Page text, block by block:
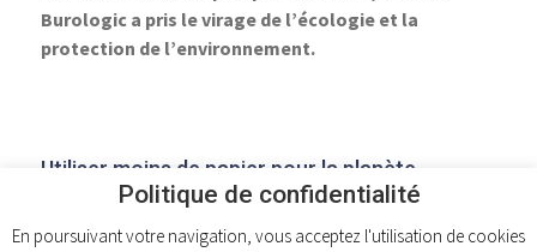
Burologic a pris le virage de l’écologie et la
protection de l’environnement.
Utiliser moins de papier pour la planète.
Ce sont des réflexes simples mais utiles, nous incitons
nos clients àimprimer et/ou copieur leurs
Politique de confidentialité
En poursuivant votre navigation, vous acceptez l'utilisation de cookies